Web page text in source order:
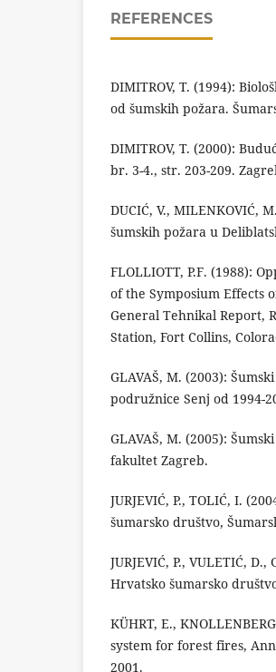
REFERENCES
DIMITROV, T. (1994):
od šumskih požara.
DIMITROV, T. (2000):
br. 3-4., str. 203-209.
DUCIĆ, V., MILENKOVIĆ,
šumskih požara u
FLOLLIOTT, P.F. (1988):
of the Symposium Effects
General Tehnikal Report,
Station, Fort Collins,
GLAVAŠ, M. (2003):
podružnice Senj od 1994-
GLAVAŠ, M. (2005):
fakultet Zagreb.
JURJEVIĆ, P., TOLIĆ, I.
šumarsko društvo,
JURJEVIĆ, P., VULETIĆ,
Hrvatsko šumarsko
KÜHRT, E.,
system for forest fires,
2001.